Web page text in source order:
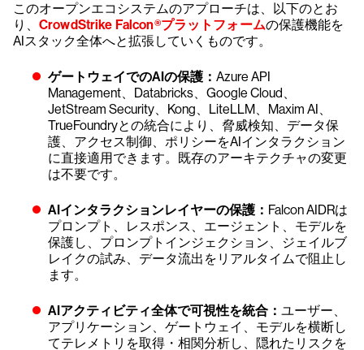
このオープンエコシステムのアプローチは、以下のとお
り、 CrowdStrike Falcon®プラットフォームの保護機能を
AIスタック全体へと拡張していくものです。
ゲートウェイでのAIの保護： Azure API
Management、Databricks、Google Cloud、
JetStream Security、Kong、LiteLLM、Maxim AI、
TrueFoundryとの統合により、脅威検知、データ保
護、アクセス制御、ポリシーをAIインタラクション
に直接適用できます。既存のアーキテクチャの変更
は不要です。
AIインタラクションレイヤーの保護： Falcon AIDRは
プロンプト、レスポンス、エージェント、モデルを
保護し、プロンプトインジェクション、ジェイルブ
レイクの試み、データ流出をリアルタイムで阻止し
ます。
AIアクティビティ全体で可視性を統合： ユーザー、
アプリケーション、ゲートウェイ、モデルを横断し
てテレメトリを取得・相関分析し、隠れたリスクを